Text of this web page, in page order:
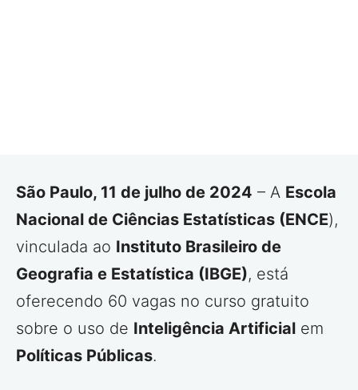
São Paulo, 11 de julho de 2024 – A Escola
Nacional de Ciências Estatísticas (ENCE),
vinculada ao Instituto Brasileiro de
Geografia e Estatística (IBGE), está
oferecendo 60 vagas no curso gratuito
sobre o uso de Inteligência Artificial em
Políticas Públicas.